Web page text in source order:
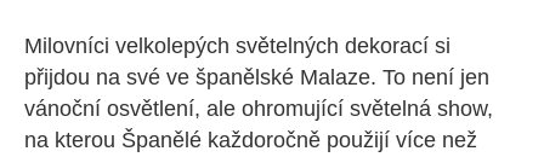
Milovníci velkolepých světelných dekorací si
přijdou na své ve španělské Malaze. To není jen
vánoční osvětlení, ale ohromující světelná show,
na kterou Španělé každoročně použijí více než